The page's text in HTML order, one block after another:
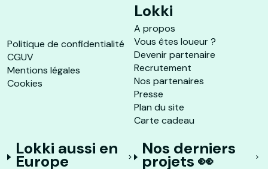
Politique de confidentialité
CGUV
Mentions légales
Cookies
Lokki
A propos
Vous êtes loueur ?
Devenir partenaire
Recrutement
Nos partenaires
Presse
Plan du site
Carte cadeau
Lokki aussi en
Europe
Nos derniers
projets 👀